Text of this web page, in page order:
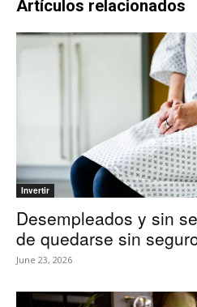
Artículos relacionados
Invertir
Desempleados y sin
de quedarse sin
June 23, 2026